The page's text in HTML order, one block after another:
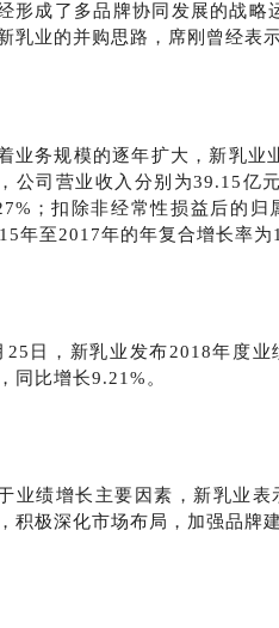
形成了多品牌协同发展的战略
乳业的并购思路，席刚曾经表示
业务规模的逐年扩大，新乳业
公司营业收入分别为39.15亿
；扣除非经常性损益后的归
年至2017年的年复合增长率为
25日， 新乳业 发布2018年度业
同比增长9.21%。
业绩增长主要因素，新乳业
积极深化市场布局，加强品牌